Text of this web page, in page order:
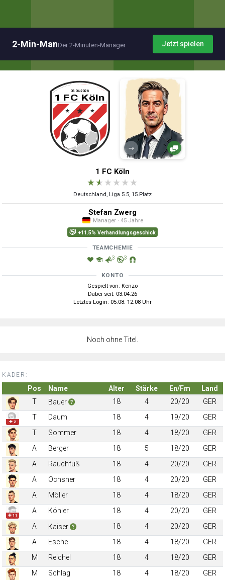
2-Min-ManDer 2-Minuten-Manager Jetzt spielen
→
1 FC Köln
★★ ★ ★ ★ ★
Deutschland, Liga 5.5, 15.Platz
Stefan Zwerg
Manager · 45 Jahre
+11.5% Verhandlungsgeschick
TEAMCHEMIE
3 3
KONTO
Gespielt von: Kenzo
Dabei seit: 03.04.26
Letztes Login: 05.08. 12:08 Uhr
Noch ohne Titel.
KADER:
Pos Name Alter Stärke En/Fm
Land
T
Bauer 18 4 20/20 GER
✚ 2
T Daum 18 4 19/20
GER
T
Sommer 18 4 18/20
GER
A
Berger 18 5 18/20
GER
A
Rauchfuß 18 4 20/20
GER
A
Ochsner 18 4 20/20
GER
A
Möller 18 4 18/20 GER
✚ 11
A Köhler 18 4 20/20
GER
A
Kaiser 18 4 20/20
GER
A
Esche 18 4 18/20
GER
M
Reichel 18 4 18/20
GER
M
Schlag 18 4 18/20
GER